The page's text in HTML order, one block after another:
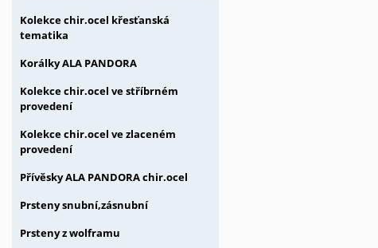
Kolekce chir.ocel křesťanská
tematika
Korálky ALA PANDORA
Kolekce chir.ocel ve stříbrném
provedení
Kolekce chir.ocel ve zlaceném
provedení
Přívěsky ALA PANDORA chir.ocel
Prsteny snubní,zásnubní
Prsteny z wolframu